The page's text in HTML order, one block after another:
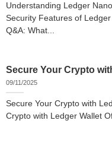
Understanding Ledger
Security Features of
Q&A: What...
Secure Your Crypto
09/11/2025
Secure Your Crypto with
Crypto with Ledger Wallet